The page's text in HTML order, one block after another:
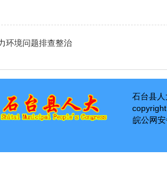
环境问题排查整治
石台县
皖公网